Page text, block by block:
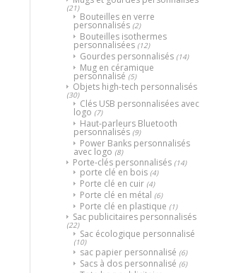
(21)
Bouteilles en verre
personnalisés (2)
Bouteilles isothermes
personnalisées (12)
Gourdes personnalisés (14)
Mug en céramique
personnalisé (5)
Objets high-tech personnalisés
(30)
Clés USB personnalisées avec
logo (7)
Haut-parleurs Bluetooth
personnalisés (9)
Power Banks personnalisés
avec logo (8)
Porte-clés personnalisés (14)
porte clé en bois (4)
Porte clé en cuir (4)
Porte clé en métal (6)
Porte clé en plastique (1)
Sac publicitaires personnalisés
(22)
Sac écologique personnalisé
(10)
sac papier personnalisé (6)
Sacs à dos personnalisé (6)